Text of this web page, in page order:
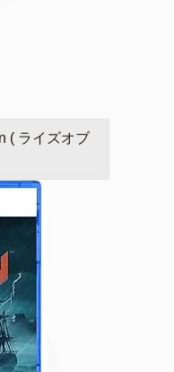
( ライズオブ